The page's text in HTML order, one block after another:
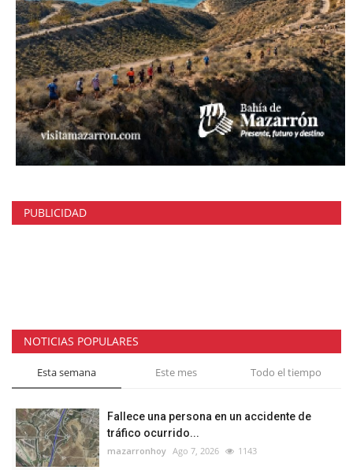
PUBLICIDAD
NOTICIAS POPULARES
Esta semana Este mes Todo el tiempo
Fallece una persona en un accidente de
tráfico ocurrido...
mazarronhoy Ago 7, 2026 1143